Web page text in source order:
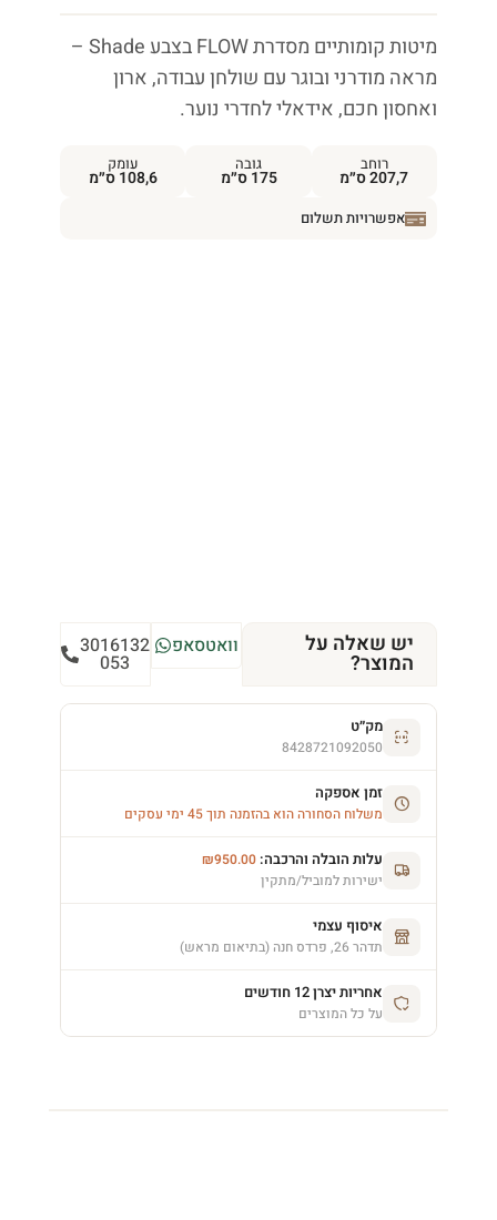
מיטות קומותיים מסדרת FLOW בצבע Shade –
מראה מודרני ובוגר עם שולחן עבודה, ארון
ואחסון חכם, אידאלי לחדרי נוער.
רוחב
207,7 ס״מ
גובה
175 ס״מ
עומק
108,6 ס״מ
אפשרויות תשלום
יש שאלה על
המוצר?
וואטסאפ 3016132
053
מק״ט
8428721092050
זמן אספקה
משלוח הסחורה הוא בהזמנה תוך 45 ימי עסקים
עלות הובלה והרכבה: ₪950.00
ישירות למוביל/מתקין
איסוף עצמי
תדהר 26, פרדס חנה (בתיאום מראש)
אחריות יצרן 12 חודשים
על כל המוצרים